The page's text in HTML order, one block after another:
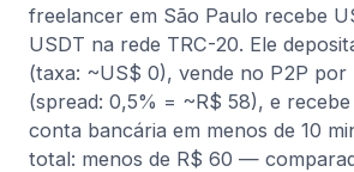
freelancer em São Paulo recebe
USDT na rede TRC-20. Ele
(taxa: ~US$ 0), vende no P2P por
(spread: 0,5% = ~R$ 58), e recebe
conta bancária em menos de 10
total: menos de R$ 60 —